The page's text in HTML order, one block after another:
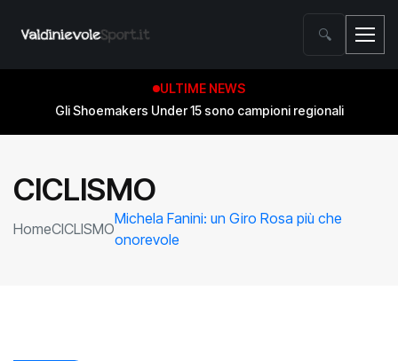
🔍
ULTIME NEWS
Gli Shoemakers Under 15 sono campioni regionali
CICLISMO
HomeCICLISMO
Michela Fanini: un Giro Rosa più che
onorevole